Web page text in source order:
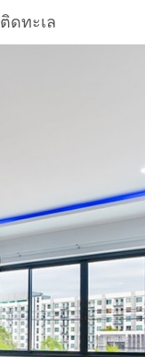
ติดทะเล